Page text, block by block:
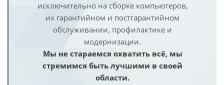
исключительно на сборке компьютеров,
их гарантийном и постгарантийном
обслуживании, профилактике и
модернизации.
Мы не стараемся охватить всё, мы
стремимся быть лучшими в своей
области.